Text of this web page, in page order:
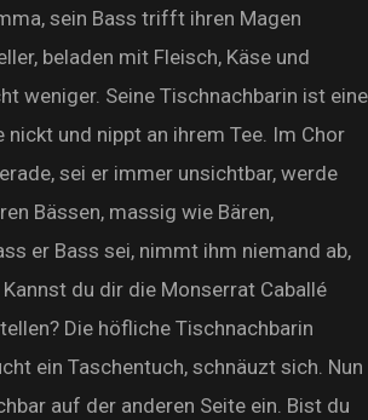
sein Bass trifft ihren Magen
beladen mit Fleisch, Käse und
weniger. Seine Tischnachbarin ist eine
nickt und nippt an ihrem Tee. Im Chor
sei er immer unsichtbar, werde
Bässen, massig wie Bären,
er Bass sei, nimmt ihm niemand ab,
du dir die Monserrat Caballé
Die höfliche Tischnachbarin
ein Taschentuch, schnäuzt sich. Nun
auf der anderen Seite ein. Bist du